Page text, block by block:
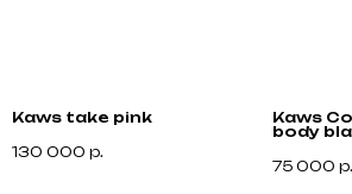
Kaws take pink
130 000 р.
Kaws
body
75 000 р.